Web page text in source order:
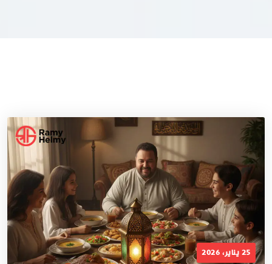
25 يناير، 2026